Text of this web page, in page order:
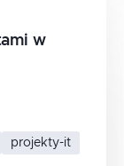
w
projekty-it